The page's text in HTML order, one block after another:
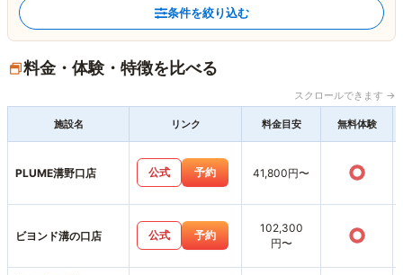
条件を絞り込む
料金・体験・特徴を比べる
スクロールできます →
施設名 リンク 料金目安 無料体験
PLUME溝野口店 公式 予約 41,800円〜 ○
ビヨンド溝の口店 公式 予約
102,300
円〜
○